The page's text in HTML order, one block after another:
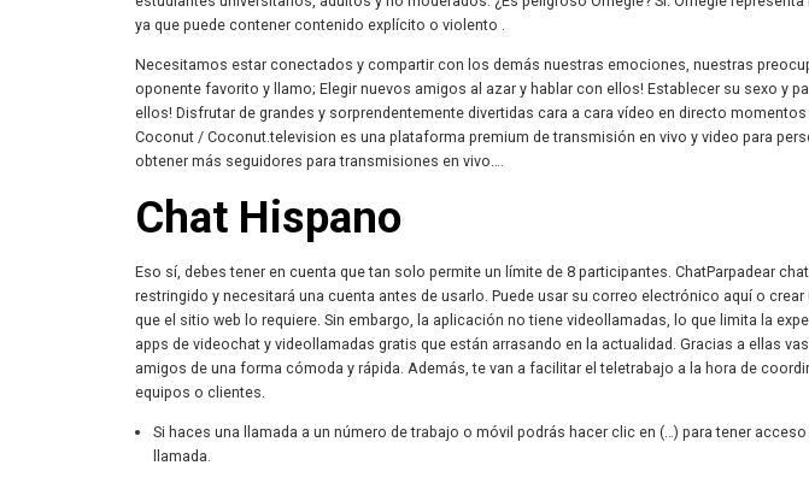
ya que puede contener contenido explícito o violento .
Necesitamos estar conectados y compartir con los demás nuestras emociones, nuestras
oponente favorito y llamo; Elegir nuevos amigos al azar y hablar con ellos! Establecer su sexo y
ellos! Disfrutar de grandes y sorprendentemente divertidas cara a cara vídeo en directo
Coconut / Coconut.television es una plataforma premium de transmisión en vivo y video para
obtener más seguidores para transmisiones en vivo….
Chat Hispano
Eso sí, debes tener en cuenta que tan solo permite un límite de 8 participantes. ChatParpadear
restringido y necesitará una cuenta antes de usarlo. Puede usar su correo electrónico aquí o
que el sitio web lo requiere. Sin embargo, la aplicación no tiene videollamadas, lo que limita la
apps de videochat y videollamadas gratis que están arrasando en la actualidad. Gracias a ellas
amigos de una forma cómoda y rápida. Además, te van a facilitar el teletrabajo a la hora de
equipos o clientes.
Si haces una llamada a un número de trabajo o móvil podrás hacer clic en (…) para tener
llamada.